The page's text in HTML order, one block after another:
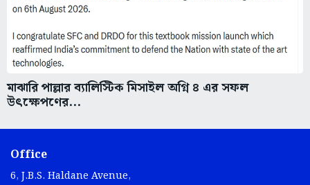
মাঝারি পাল্লার ব্যালিস্টিক মিসাইল অগ্নি ৪ এর সফল
উৎক্ষেপণের...
Office
6, J.B.S. Haldane Avenue,